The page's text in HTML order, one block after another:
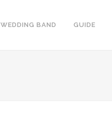
WEDDING BAND GUIDE